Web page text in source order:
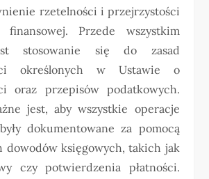
rzetelności i przejrzystości
Przede wszystkim
stosowanie się do zasad
określonych w Ustawie o
oraz przepisów podatkowych.
jest, aby wszystkie operacje
dokumentowane za pomocą
dowodów księgowych, takich jak
czy potwierdzenia płatności.